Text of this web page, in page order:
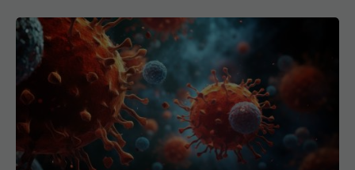
Ce este varianta COVID "Cicada" și de ce se tem